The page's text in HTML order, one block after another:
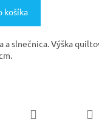
košíka
slnečnica. Výška